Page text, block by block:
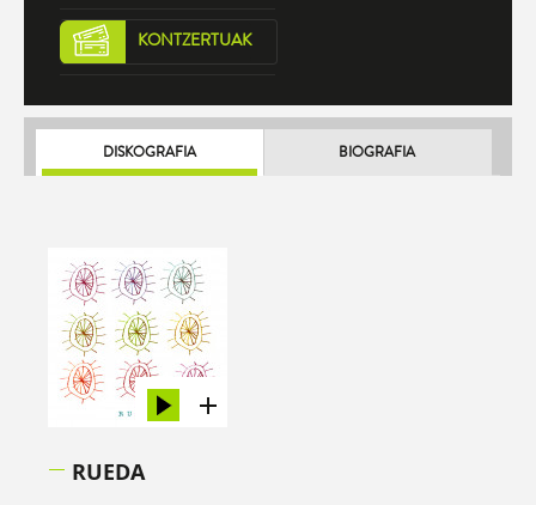
KONTZERTUAK
DISKOGRAFIA BIOGRAFIA
RUEDA